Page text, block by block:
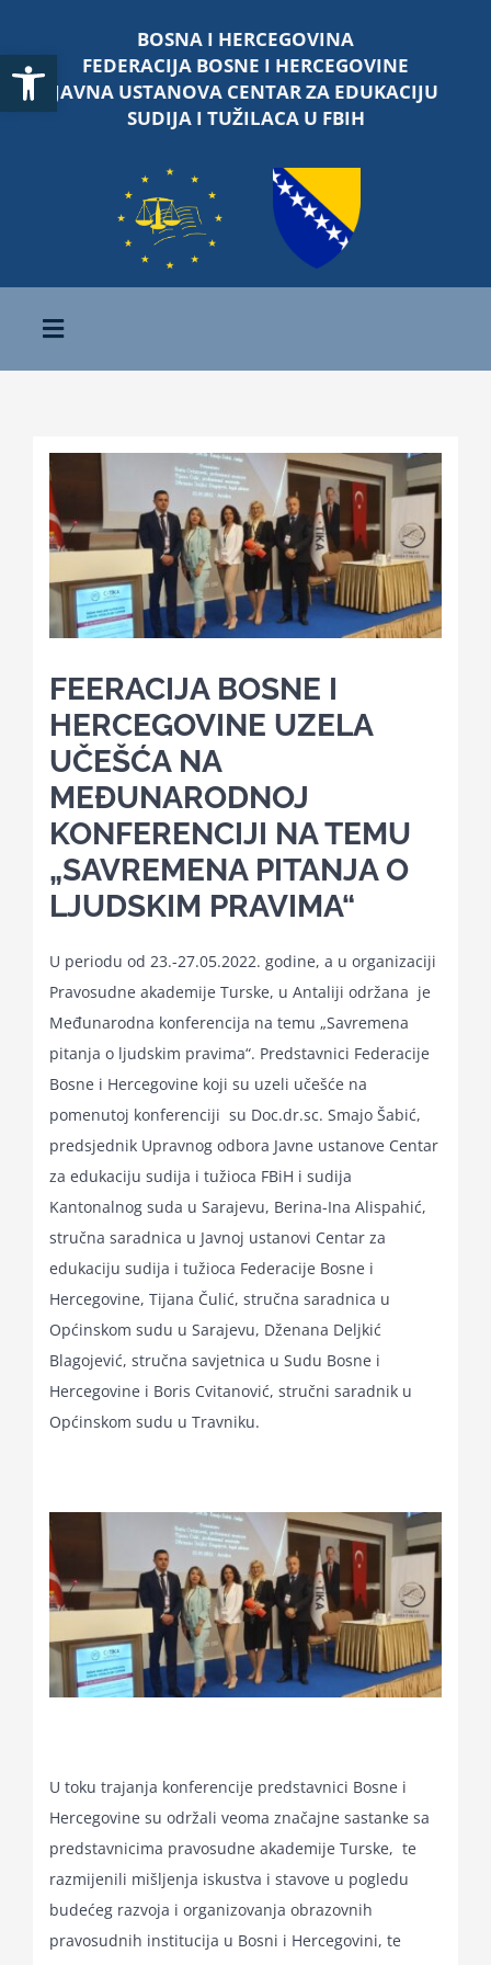
Open toolbar
content
BOSNA I HERCEGOVINA
FEDERACIJA BOSNE I HERCEGOVINE
JAVNA USTANOVA CENTAR ZA EDUKACIJU
SUDIJA I TUŽILACA U FBIH
Toggle
Navigation
O nama
Kalendar aktivnosti
Edukativni materijali
Publikacije
Projekti
Novosti
Kontakt
FEERACIJA BOSNE I
HERCEGOVINE UZELA
UČEŠĆA NA
MEĐUNARODNOJ
KONFERENCIJI NA TEMU
„SAVREMENA PITANJA O
LJUDSKIM PRAVIMA“
U periodu od 23.-27.05.2022. godine, a u organizaciji
Pravosudne akademije Turske, u Antaliji održana je
Međunarodna konferencija na temu „Savremena
pitanja o ljudskim pravima“. Predstavnici Federacije
Bosne i Hercegovine koji su uzeli učešće na
pomenutoj konferenciji su Doc.dr.sc. Smajo Šabić,
predsjednik Upravnog odbora Javne ustanove Centar
za edukaciju sudija i tužioca FBiH i sudija
Kantonalnog suda u Sarajevu, Berina-Ina Alispahić,
stručna saradnica u Javnoj ustanovi Centar za
edukaciju sudija i tužioca Federacije Bosne i
Hercegovine, Tijana Čulić, stručna saradnica u
Općinskom sudu u Sarajevu, Dženana Deljkić
Blagojević, stručna savjetnica u Sudu Bosne i
Hercegovine i Boris Cvitanović, stručni saradnik u
Općinskom sudu u Travniku.
U toku trajanja konferencije predstavnici Bosne i
Hercegovine su održali veoma značajne sastanke sa
predstavnicima pravosudne akademije Turske, te
razmijenili mišljenja iskustva i stavove u pogledu
budećeg razvoja i organizovanja obrazovnih
pravosudnih institucija u Bosni i Hercegovini, te